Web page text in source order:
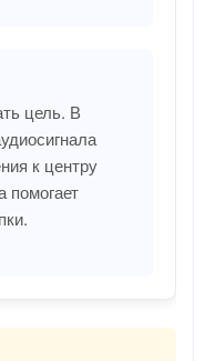
цель. В
к центру
помогает